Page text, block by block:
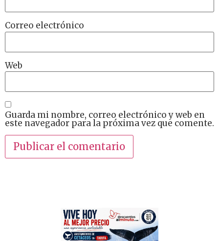
Correo electrónico
Web
Guarda mi nombre, correo electrónico y web en
este navegador para la próxima vez que comente.